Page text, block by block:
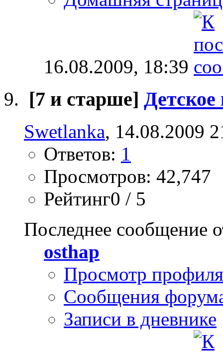
16.08.2009, 18:39
[7 и старше] Детское
Swetlanka, 14.08.2009
Ответов: 1
Просмотров: 42,747
Рейтинг0 / 5
Последнее сообщение
osthap
Просмотр профиля
Сообщения
Записи в дневнике